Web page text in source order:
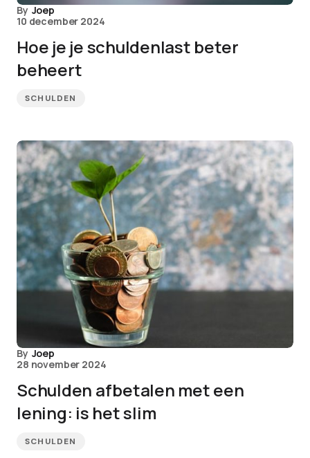
By Joep
10 december 2024
Hoe je je schuldenlast beter
beheert
SCHULDEN
By Joep
28 november 2024
Schulden afbetalen met een
lening: is het slim
SCHULDEN